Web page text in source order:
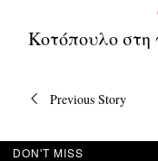
Κοτόπουλο
Πλοήγηση
Previous Story
DON'T MISS